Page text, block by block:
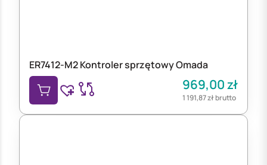
ER7412-M2 Kontroler sprzętowy Omada
969,00zł
1 191,87złbrutto